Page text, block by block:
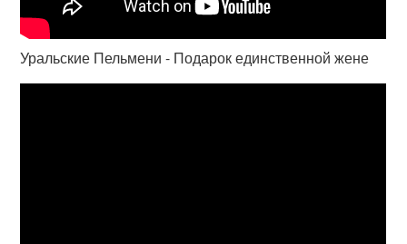
Уральские Пельмени - Подарок единственной жене